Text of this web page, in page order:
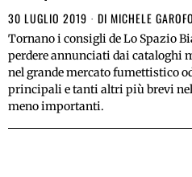
30 LUGLIO 2019 DI MICHELE
Tornano i consigli de Lo Spazio
perdere annunciati dai cataloghi
nel grande mercato fumettistico
principali e tanti altri più brevi
meno importanti.